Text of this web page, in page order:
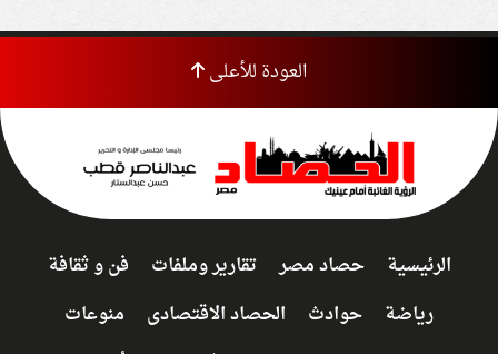
العودة للأعلى
الرئيسية حصاد مصر تقارير وملفات
فن و ثقافة
رياضة
حوادث الحصاد الاقتصادى
منوعات